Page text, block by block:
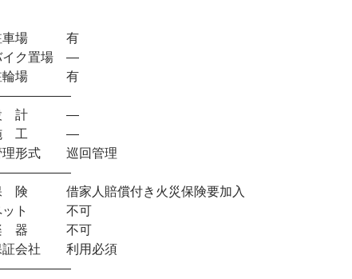
車場 有
イク置場 ―
輪場 有
計 ―
工 ―
理形式 巡回管理
険 借家人賠償付き火災保険要加入
ット 不可
器 不可
証会社 利用必須